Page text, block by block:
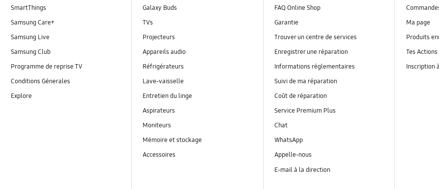
SmartThings
Samsung Care+
Samsung Live
Samsung Club
Programme de reprise TV
Conditions Génerales
Explore
Galaxy Buds
TVs
Projecteurs
Appareils audio
Réfrigérateurs
Lave-vaisselle
Entretien du linge
Aspirateurs
Moniteurs
Mémoire et stockage
Accessoires
FAQ Online Shop
Garantie
Trouver un centre de services
Enregistrer une réparation
Informations réglementaires
Suivi de ma réparation
Coût de réparation
Service Premium Plus
Chat
WhatsApp
Appelle-nous
E-mail à la direction
Ma page
Produits
Tes Actions
Inscription